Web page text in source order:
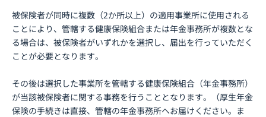
被保険者が同時に複数（2か所以上）の適用事業所に使用される
ことにより、管轄する健康保険組合または年金事務所が複数とな
る場合は、被保険者がいずれかを選択し、届出を行っていただく
ことが必要となります。
その後は選択した事業所を管轄する健康保険組合（年金事務所）
が当該被保険者に関する事務を行うこととなります。（厚生年金
保険の手続きは直接、管轄の年金事務所へお届けください。ま